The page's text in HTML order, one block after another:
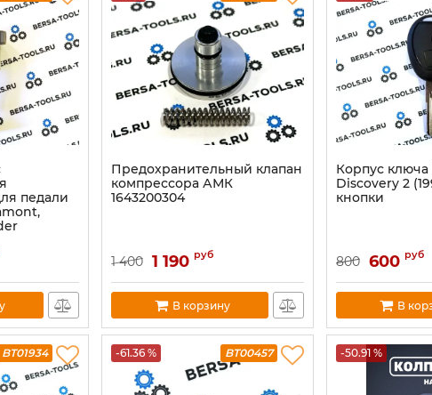
педали
Предохранительный клапан
компрессора АМК
1643200304
1 400 1 190 руб
В корзину
Корпус ключа
Discovery 2
кнопки
800 600 руб
В
BT01934 -61.36 % BT00457 -50.91 %